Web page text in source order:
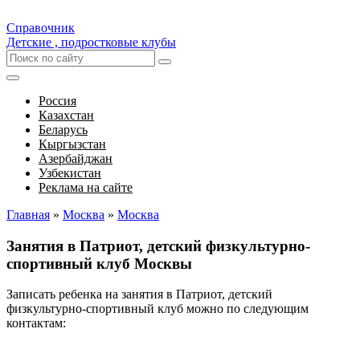
Справочник
Детские , подростковые клубы
Россия
Казахстан
Беларусь
Кыргызстан
Азербайджан
Узбекистан
Реклама на сайте
Главная » Москва » Москва
Занятия в Патриот, детский физкультурно-
спортивный клуб Москвы
Записать ребенка на занятия в Патриот, детский
физкультурно-спортивный клуб можно по следующим
контактам: